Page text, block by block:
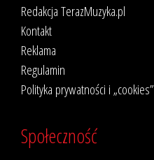
Redakcja TerazMuzyka.pl
Kontakt
Reklama
Regulamin
Polityka prywatności i „cookies”
Społeczność